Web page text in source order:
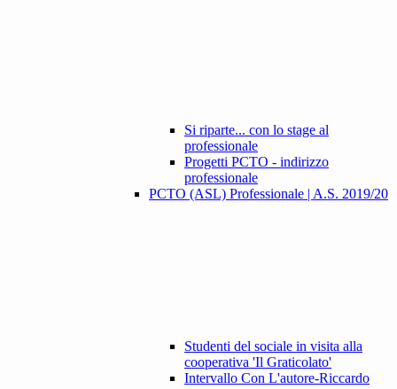
Si riparte... con lo stage al
professionale
Progetti PCTO - indirizzo
professionale
PCTO (ASL) Professionale | A.S. 2019/20
Studenti del sociale in visita alla
cooperativa 'Il Graticolato'
Intervallo Con L'autore-Riccardo